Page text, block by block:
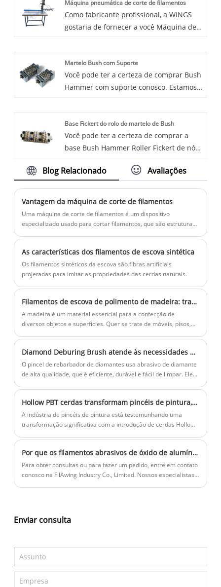
China. A máquina de corte de filamentos
pneumáticos pode ser personalizada de
acordo com as necessidades especiais
Máquina pneumática de corte de filamentos
Como fabricante profissional, a WINGS
gostaria de fornecer a você Máquina de
venda e entrega pontual. A lâmina de
corte exclusiva faz com que nossa
máquina de corte de Filamentos
maior.
Martelo Bush com Suporte
Você pode ter a certeza de comprar Bush
Hammer com suporte conosco. Estamos
agora, responderemos a tempo!
Base Fickert do rolo do martelo de Bush
Você pode ter a certeza de comprar a
base Bush Hammer Roller Fickert de nós.
você, se quiser saber mais, pode nos
tempo!
Blog Relacionado Avaliações
Vantagem da máquina de corte de filamentos
Uma máquina de corte de filamentos é um dispositivo
especializado usado para cortar filamentos, que são estruturas
As características dos filamentos de escova sintética
Os filamentos sintéticos da escova são fibras artificiais
projetadas para imitar as propriedades das cerdas naturais.
Filamentos de escova de polimento de madeira: trazendo brilho às superfícies de madeira como nunca antes!
A madeira é um material essencial para a confecção de
diversos objetos e superfícies. Quer se trate de móveis, pisos,
atemporal. No entanto, com o tempo, as superfícies de madeira
podem perder o brilho e parecer opacas e desgastadas.
Diamond Deburing Brush atende às necessidades em constante mudança de mais usuários
O pincel de rebarbador de diamantes usa abrasivo de diamante
de alta qualidade, que é eficiente, durável e fácil de limpar. Ele
a superfície lisa e purificada.
Hollow PBT cerdas transformam pincéis de pintura, revolucionando a arte e a eficiência
A indústria de pincéis de pintura está testemunhando uma
transformação significativa com a introdução de cerdas Hollow
Por que os filamentos abrasivos de óxido de alumínio são essenciais nos processos modernos de filagem?
Para obter consultas ou para fazer um pedido, entre em contato
conosco na FilAwing Industry Co., Limited. Nossos especialistas
Enviar consulta